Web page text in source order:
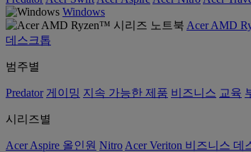
Windows
Acer AMD
데스크톱
범주별
Predator 게이밍 지속 가능한 제품 비즈니스 교육
시리즈별
Acer Aspire 올인원 Nitro Acer Veriton 비즈니스 데